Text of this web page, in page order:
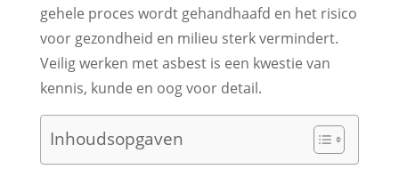
gehele proces wordt gehandhaafd en het risico
voor gezondheid en milieu sterk vermindert.
Veilig werken met asbest is een kwestie van
kennis, kunde en oog voor detail.
Inhoudsopgaven